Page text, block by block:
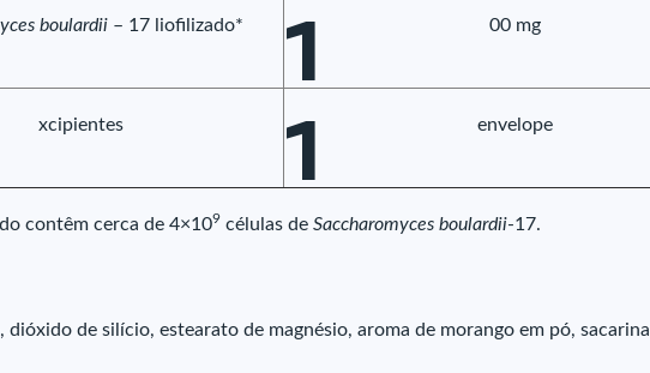
boulardii – 17 liofilizado* 1 00 mg
xcipientes 1 envelope
contêm cerca de 4×109 células de Saccharomyces boulardii-17.
dióxido de silício, estearato de magnésio, aroma de morango em pó, sacarina